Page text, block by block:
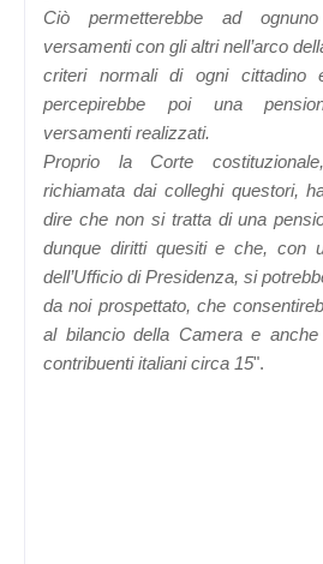
Ciò permetterebbe ad
versamenti con gli altri nell’arco
criteri normali di ogni cittadino
percepirebbe poi una
versamenti realizzati.
Proprio la Corte
richiamata dai colleghi questori,
dire che non si tratta di una
dunque diritti quesiti e che, con
dell’Ufficio di Presidenza, si
da noi prospettato, che
al bilancio della Camera e
contribuenti italiani circa 15".